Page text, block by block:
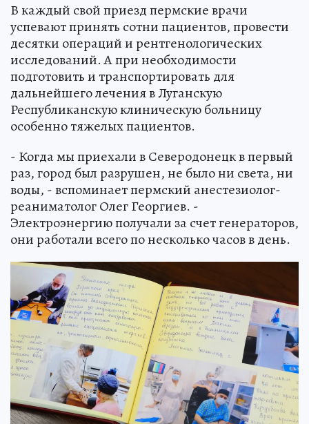
В каждый свой приезд пермские врачи
успевают принять сотни пациентов, провести
десятки операций и рентгенологических
исследований. А при необходимости
подготовить и транспортировать для
дальнейшего лечения в Луганскую
Республиканскую клиническую больницу
особенно тяжелых пациентов.
- Когда мы приехали в Северодонецк в первый
раз, город был разрушен, не было ни света, ни
воды, - вспоминает пермский анестезиолог-
реаниматолог Олег Георгиев. -
Электроэнергию получали за счет генераторов,
они работали всего по несколько часов в день.